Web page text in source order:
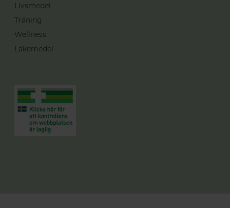
Livsmedel
Träning
Wellness
Läkemedel